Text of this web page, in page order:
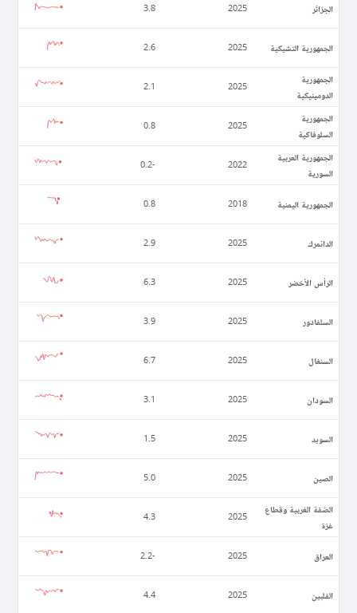
الجزائر 2025
3.8
الجمهورية التشيكية 2025
2.6
الجمهورية
الدومينيكية
2025
2.1
الجمهورية
السلوفاكية
2025
0.8
الجمهورية العربية
السورية
2022
-0.2
الجمهورية اليمنية 2018
0.8
الدانمرك 2025
2.9
الرأس الأخضر 2025
6.3
السلفادور 2025
3.9
السنغال 2025
6.7
السودان 2025
3.1
السويد 2025
1.5
الصين 2025
5.0
الضفة الغربية وقطاع
غزة
2025
4.3
العراق 2025
-2.2
الفلبين 2025
4.4